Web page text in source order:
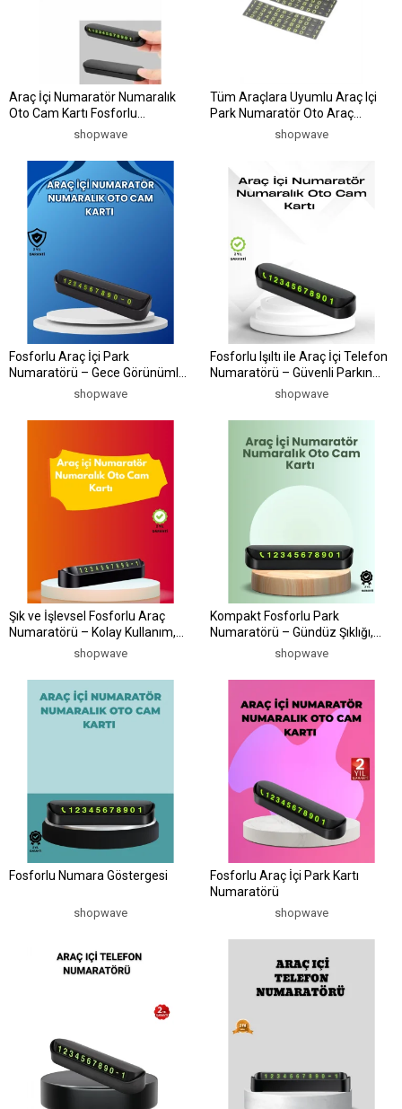
Araç İçi Numaratör Numaralık
Oto Cam Kartı Fosforlu
shopwave
Tüm Araçlara Uyumlu Araç Içi
Park Numaratör Oto Araç
shopwave
Fosforlu Araç İçi Park
Numaratörü – Gece Görünümlü
shopwave
Fosforlu Işıltı ile Araç İçi Telefon
Numaratörü – Güvenli Parkın
shopwave
Şık ve İşlevsel Fosforlu Araç
Numaratörü – Kolay Kullanım,
Yüksek Görünürlük
shopwave
Kompakt Fosforlu Park
Numaratörü – Gündüz Şıklığı,
Gece Görünürlüğü
shopwave
Fosforlu Numara Göstergesi
shopwave
Fosforlu Araç İçi Park Kartı
Numaratörü
shopwave